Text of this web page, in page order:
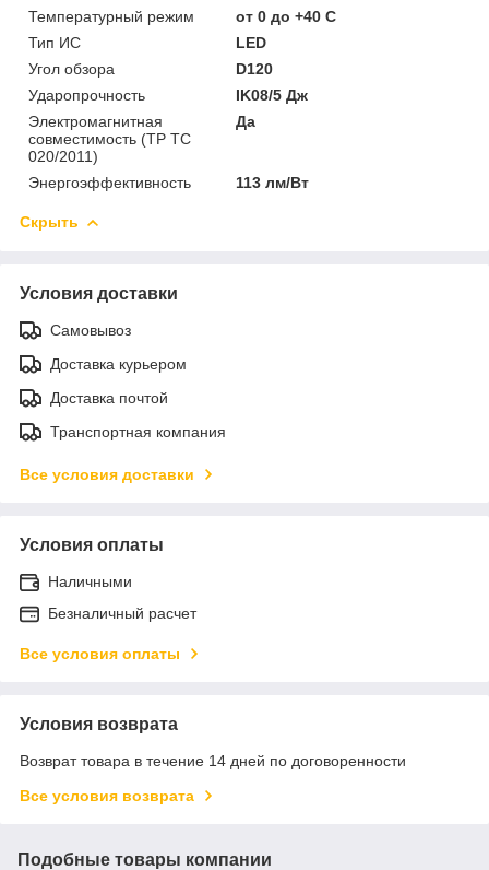
Температурный режим
от 0 до +40 C
Тип ИС
LED
Угол обзора
D120
Ударопрочность
IK08/5 Дж
Электромагнитная
совместимость (ТР ТС
020/2011)
Да
Энергоэффективность 113 лм/Вт
Скрыть
Условия доставки
Самовывоз
Доставка курьером
Доставка почтой
Транспортная компания
Все условия доставки
Условия оплаты
Наличными
Безналичный расчет
Все условия оплаты
Условия возврата
Возврат товара в течение 14 дней по договоренности
Все условия возврата
Подобные товары компании